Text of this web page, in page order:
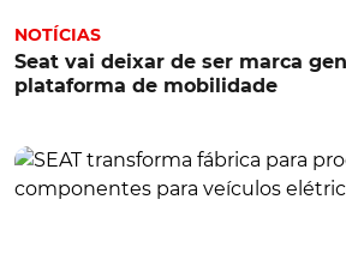
NOTÍCIAS
Seat vai deixar de ser marca
plataforma de mobilidade